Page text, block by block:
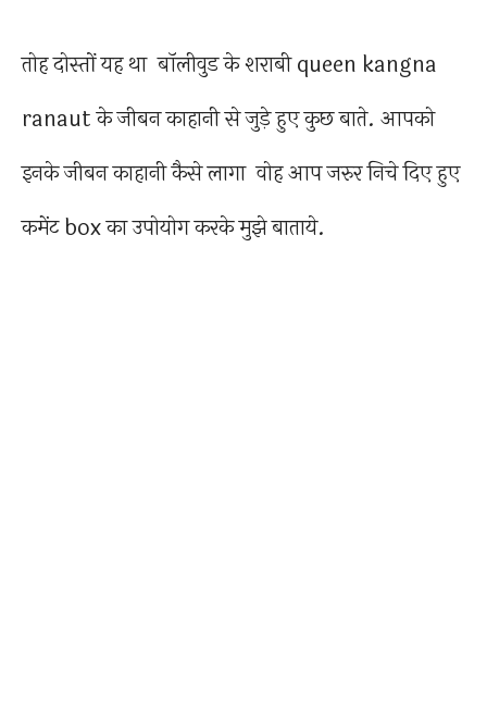
तोह दोस्तों यह था बॉलीवुड के शराबी queen kangna
ranaut के जीबन काहानी से जुड़े हुए कुछ बाते. आपको
इनके जीबन काहानी कैसे लागा वोह आप जरुर निचे दिए हुए
कमेंट box का उपोयोग करके मुझे बाताये.